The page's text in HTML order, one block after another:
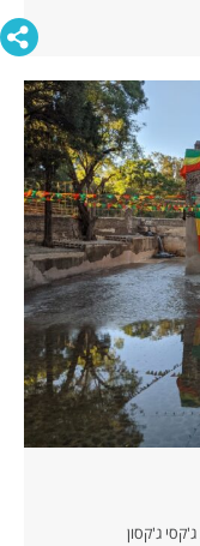
ג'קסי ג'קסון